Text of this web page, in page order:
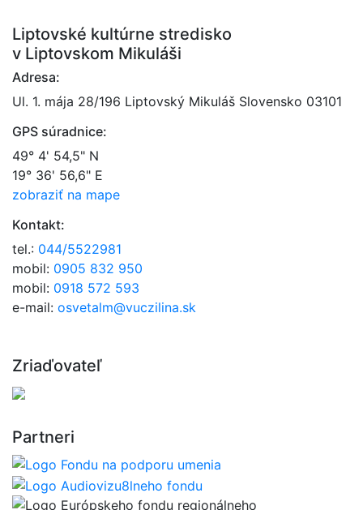
Liptovské kultúrne stredisko
v Liptovskom Mikuláši
Adresa:
Ul. 1. mája 28/196 Liptovský Mikuláš Slovensko 03101
GPS súradnice:
49° 4' 54,5" N
19° 36' 56,6" E
zobraziť na mape
Kontakt:
tel.: 044/5522981
mobil: 0905 832 950
mobil: 0918 572 593
e-mail: osvetalm@vuczilina.sk
Zriaďovateľ
Partneri